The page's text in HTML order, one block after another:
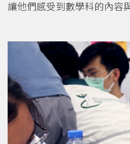
讓他們感受到數學科的內容